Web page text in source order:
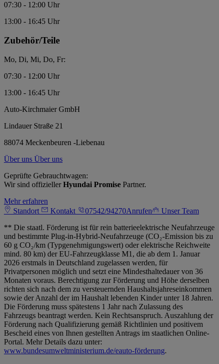
07:30 - 12:00 Uhr
13:00 - 16:45 Uhr
Zubehör/Teile
Mo, Di, Mi, Do, Fr:
07:30 - 12:00 Uhr
13:00 - 16:45 Uhr
Auto-Kirchmaier GmbH
Lindauer Straße 21
88074 Meckenbeuren -Liebenau
Über uns Über uns
Geprüfte Gebrauchtwagen:
Wir sind offiziellerHyundai Promise Partner.
Mehr erfahren
Standort
Kontakt 07542/94270Anrufen
Unser Team
** Die staatl. Förderung ist für rein batterieelektrische Neufahrzeuge
und bestimmte Plug-in-Hybrid-Neufahrzeuge (CO₂-Emission bis zu
60 g CO₂/km (Typgenehmigungswert) oder elektrische Reichweite
mind. 80 km) der EU-Fahrzeugklasse M1, die ab dem 1. Januar
2026 erstmals in Deutschland zugelassen werden, für
Privatpersonen möglich und setzt eine Mindesthaltedauer von 36
Monaten voraus. Berechtigung zur Förderung und Höhe derselben
richten sich nach dem zu versteuernden Haushaltsjahreseinkommen
sowie der Anzahl der im Haushalt lebenden Kinder unter 18 Jahren.
Die Förderung muss spätestens 1 Jahr nach Zulassung des
Fahrzeugs beantragt werden. Kein Rechtsanspruch. Auszahlung der
Förderung nach Qualifizierung gemäß Richtlinien und positivem
Bescheid eines von Ihnen gestellten Antrags im staatlichen Online-
Portal. Mehr Details dazu unter:
www.bundesumweltministerium.de/eauto-förderung.